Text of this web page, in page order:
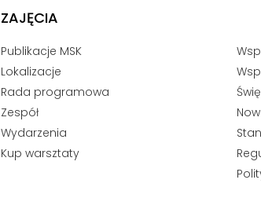
ZAJĘCIA
Publikacje MSK
Lokalizacje
Rada programowa
Zespół
Wydarzenia
Kup warsztaty